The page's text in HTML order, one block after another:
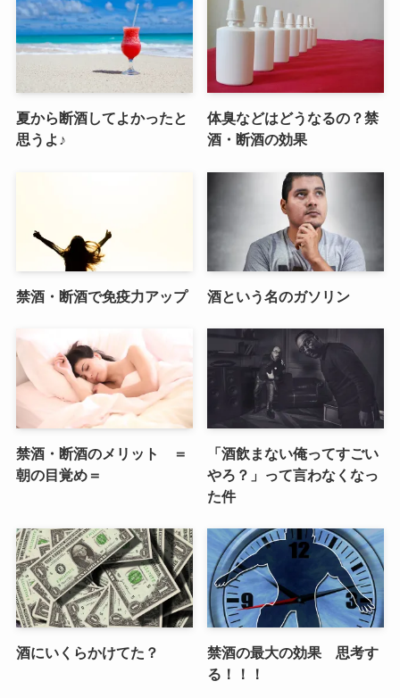
夏から断酒してよかったと
思うよ♪
体臭などはどうなるの？禁
酒・断酒の効果
禁酒・断酒で免疫力アップ 酒という名のガソリン
禁酒・断酒のメリット ＝
朝の目覚め＝
「酒飲まない俺ってすごい
やろ？」って言わなくなっ
た件
酒にいくらかけてた？
禁酒の最大の効果 思考す
る！！！